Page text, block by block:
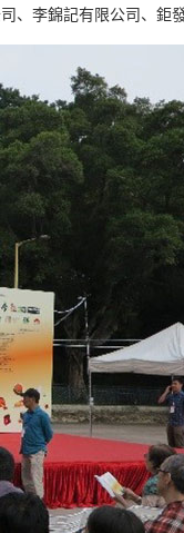
、李錦記有限公司、鉅